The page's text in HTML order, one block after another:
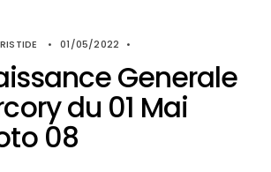
• 01/05/2022 •
Generale
du 01 Mai
08